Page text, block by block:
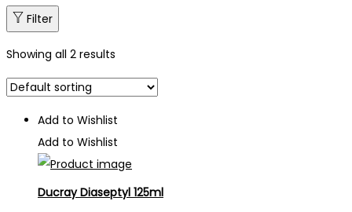
Filter
Showing all 2 results
Add to Wishlist
Add to Wishlist
Ducray Diaseptyl 125ml